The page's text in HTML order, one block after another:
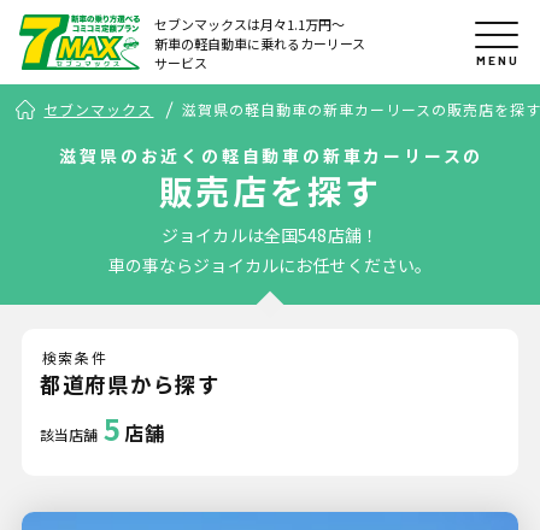
セブンマックスは月々1.1万円〜
新車の軽自動車に乗れるカーリース
サービス
MENU
セブンマックス 滋賀県の軽自動車の新車カーリースの販売店を探
滋賀県のお近くの軽自動車の新車カーリースの
販売店を探す
ジョイカルは全国548店舗！
車の事ならジョイカルにお任せください。
検索条件
都道府県から探す
該当店舗 5 店舗